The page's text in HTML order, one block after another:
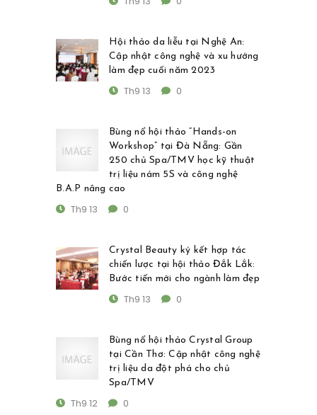
Hội thảo da liễu tại Nghệ An:
Cập nhật công nghệ và xu hướng
làm đẹp cuối năm 2023
Th9 13 0
Bùng nổ hội thảo “Hands-on
Workshop” tại Đà Nẵng: Gần
250 chủ Spa/TMV học kỹ thuật
trị liệu nám 5S và công nghệ
B.A.P nâng cao
Th9 13 0
Crystal Beauty ký kết hợp tác
chiến lược tại hội thảo Đắk Lắk:
Bước tiến mới cho ngành làm đẹp
Th9 13 0
Bùng nổ hội thảo Crystal Group
tại Cần Thơ: Cập nhật công nghệ
trị liệu da đột phá cho chủ
Spa/TMV
Th9 12 0